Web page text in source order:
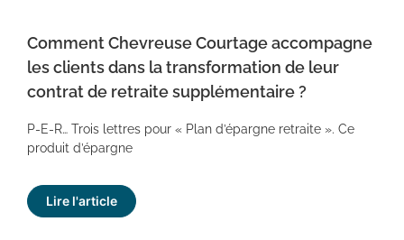
Comment Chevreuse Courtage accompagne
les clients dans la transformation de leur
contrat de retraite supplémentaire ?
P-E-R… Trois lettres pour « Plan d’épargne retraite ». Ce
produit d’épargne
Lire l'article